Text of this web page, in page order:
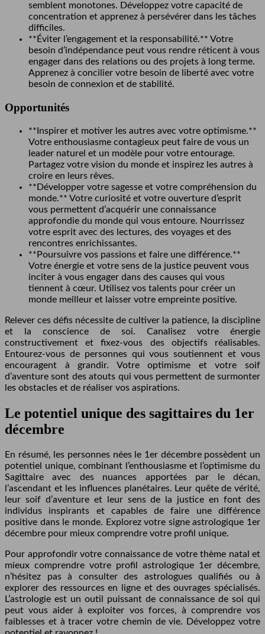
semblent monotones. Développez votre capacité de
concentration et apprenez à persévérer dans les tâches
difficiles.
**Éviter l’engagement et la responsabilité.** Votre
besoin d’indépendance peut vous rendre réticent à vous
engager dans des relations ou des projets à long terme.
Apprenez à concilier votre besoin de liberté avec votre
besoin de connexion et de stabilité.
Opportunités
**Inspirer et motiver les autres avec votre optimisme.**
Votre enthousiasme contagieux peut faire de vous un
leader naturel et un modèle pour votre entourage.
Partagez votre vision du monde et inspirez les autres à
croire en leurs rêves.
**Développer votre sagesse et votre compréhension du
monde.** Votre curiosité et votre ouverture d’esprit
vous permettent d’acquérir une connaissance
approfondie du monde qui vous entoure. Nourrissez
votre esprit avec des lectures, des voyages et des
rencontres enrichissantes.
**Poursuivre vos passions et faire une différence.**
Votre énergie et votre sens de la justice peuvent vous
inciter à vous engager dans des causes qui vous
tiennent à cœur. Utilisez vos talents pour créer un
monde meilleur et laisser votre empreinte positive.
Relever ces défis nécessite de cultiver la patience, la discipline
et la conscience de soi. Canalisez votre énergie
constructivement et fixez-vous des objectifs réalisables.
Entourez-vous de personnes qui vous soutiennent et vous
encouragent à grandir. Votre optimisme et votre soif
d’aventure sont des atouts qui vous permettent de surmonter
les obstacles et de réaliser vos aspirations.
Le potentiel unique des sagittaires du 1er
décembre
En résumé, les personnes nées le 1er décembre possèdent un
potentiel unique, combinant l’enthousiasme et l’optimisme du
Sagittaire avec des nuances apportées par le décan,
l’ascendant et les influences planétaires. Leur quête de vérité,
leur soif d’aventure et leur sens de la justice en font des
individus inspirants et capables de faire une différence
positive dans le monde. Explorez votre signe astrologique 1er
décembre pour mieux comprendre votre profil unique.
Pour approfondir votre connaissance de votre thème natal et
mieux comprendre votre profil astrologique 1er décembre,
n’hésitez pas à consulter des astrologues qualifiés ou à
explorer des ressources en ligne et des ouvrages spécialisés.
L’astrologie est un outil puissant de connaissance de soi qui
peut vous aider à exploiter vos forces, à comprendre vos
faiblesses et à tracer votre chemin de vie. Développez votre